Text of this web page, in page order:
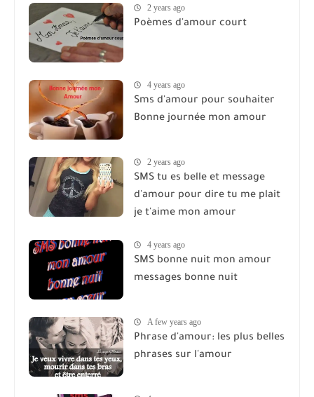
2 years ago
Poèmes d'amour court
4 years ago
Sms d'amour pour souhaiter
Bonne journée mon amour
2 years ago
SMS tu es belle et message
d'amour pour dire tu me plait
je t'aime mon amour
4 years ago
SMS bonne nuit mon amour
messages bonne nuit
A few years ago
Phrase d'amour: les plus belles
phrases sur l'amour